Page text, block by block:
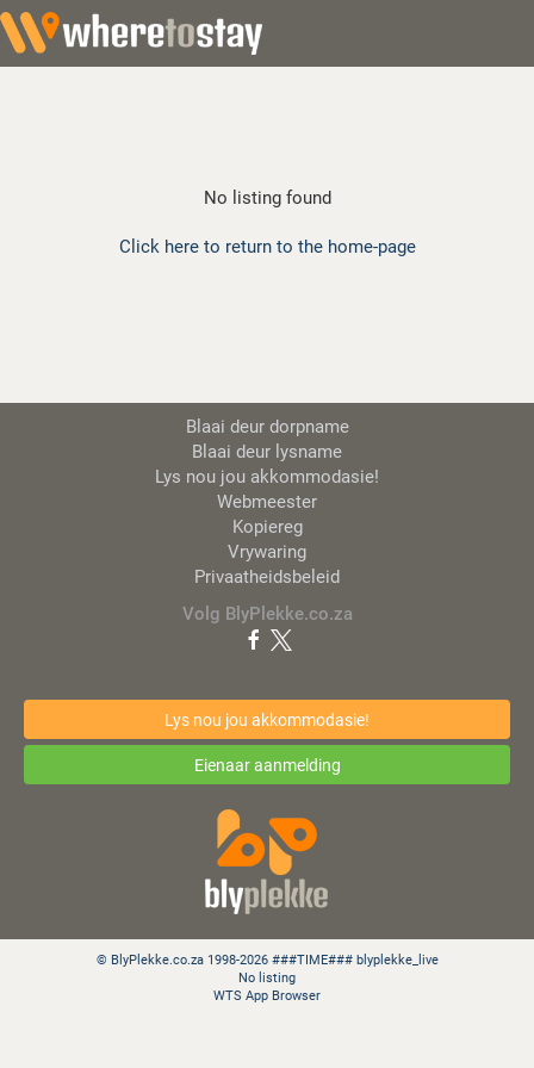
No listing found
Click here to return to the home-page
Blaai deur dorpname
Blaai deur lysname
Lys nou jou akkommodasie!
Webmeester
Kopiereg
Vrywaring
Privaatheidsbeleid
Volg BlyPlekke.co.za
Lys nou jou akkommodasie!
Eienaar aanmelding
© BlyPlekke.co.za 1998-2026 ###TIME### blyplekke_live
No listing
WTS App Browser